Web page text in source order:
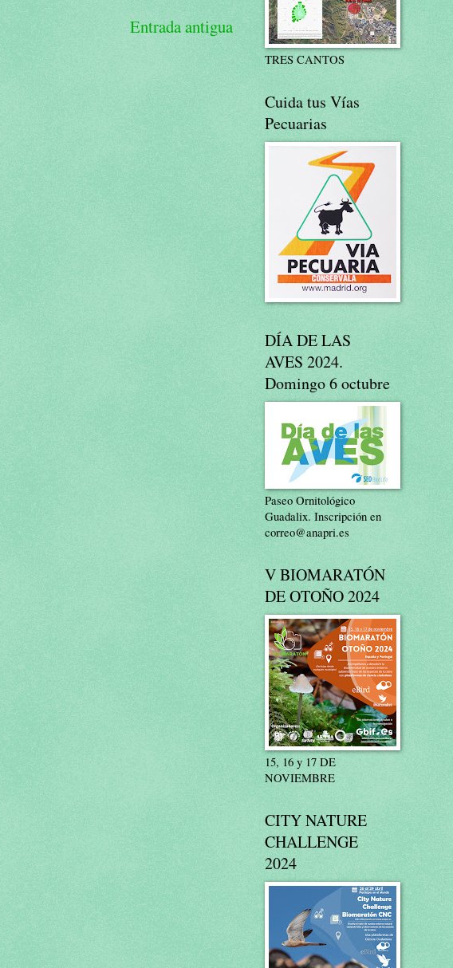
Entrada antigua
TRES CANTOS
Cuida tus Vías
Pecuarias
DÍA DE LAS
AVES 2024.
Domingo 6 octubre
Paseo Ornitológico
Guadalix. Inscripción en
correo@anapri.es
V BIOMARATÓN
DE OTOÑO 2024
15, 16 y 17 DE
NOVIEMBRE
CITY NATURE
CHALLENGE
2024